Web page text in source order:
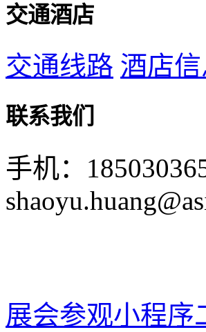
交通酒店
交通线路 酒店
联系我们
手机：
展会参观小程序